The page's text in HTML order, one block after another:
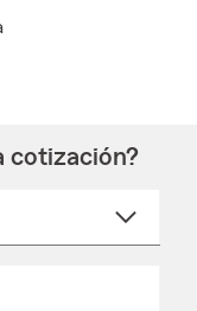
cotización?